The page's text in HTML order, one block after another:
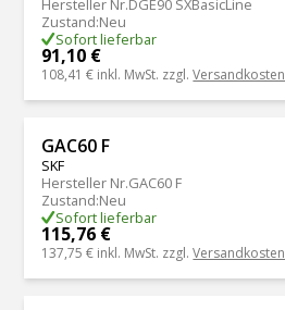
Hersteller Nr.DGE90 SXBasicLine
Zustand:Neu
Sofort lieferbar
91,10 €
108,41 € inkl. MwSt. zzgl.Versandkosten
GAC60 F
SKF
Hersteller Nr.GAC60 F
Zustand:Neu
Sofort lieferbar
115,76 €
137,75 € inkl. MwSt. zzgl.Versandkosten